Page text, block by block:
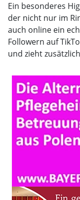
Ein besonderes
der nicht nur im
auch online ein
Followern auf
und zieht